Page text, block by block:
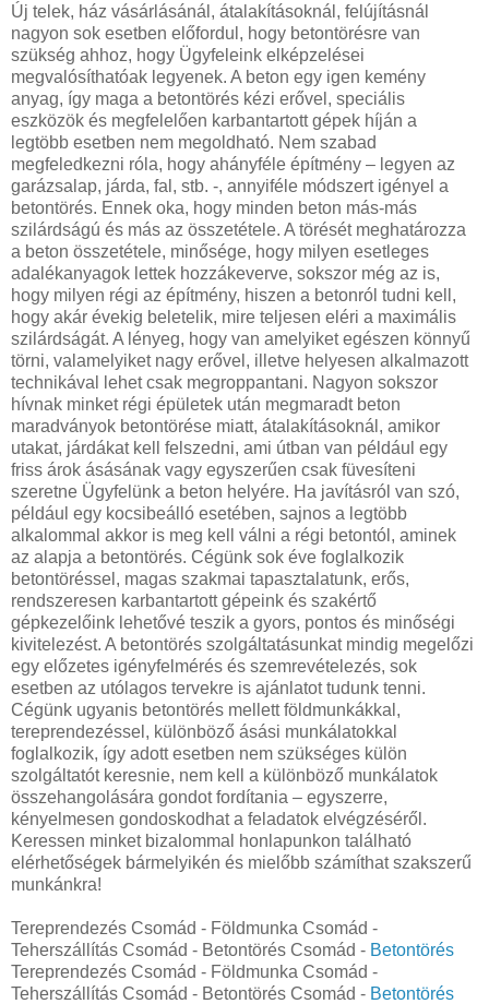
Új telek, ház vásárlásánál, átalakításoknál, felújításnál
nagyon sok esetben előfordul, hogy betontörésre van
szükség ahhoz, hogy Ügyfeleink elképzelései
megvalósíthatóak legyenek. A beton egy igen kemény
anyag, így maga a betontörés kézi erővel, speciális
eszközök és megfelelően karbantartott gépek híján a
legtöbb esetben nem megoldható. Nem szabad
megfeledkezni róla, hogy ahányféle építmény – legyen az
garázsalap, járda, fal, stb. -, annyiféle módszert igényel a
betontörés. Ennek oka, hogy minden beton más-más
szilárdságú és más az összetétele. A törését meghatározza
a beton összetétele, minősége, hogy milyen esetleges
adalékanyagok lettek hozzákeverve, sokszor még az is,
hogy milyen régi az építmény, hiszen a betonról tudni kell,
hogy akár évekig beletelik, mire teljesen eléri a maximális
szilárdságát. A lényeg, hogy van amelyiket egészen könnyű
törni, valamelyiket nagy erővel, illetve helyesen alkalmazott
technikával lehet csak megroppantani. Nagyon sokszor
hívnak minket régi épületek után megmaradt beton
maradványok betontörése miatt, átalakításoknál, amikor
utakat, járdákat kell felszedni, ami útban van például egy
friss árok ásásának vagy egyszerűen csak füvesíteni
szeretne Ügyfelünk a beton helyére. Ha javításról van szó,
például egy kocsibeálló esetében, sajnos a legtöbb
alkalommal akkor is meg kell válni a régi betontól, aminek
az alapja a betontörés. Cégünk sok éve foglalkozik
betontöréssel, magas szakmai tapasztalatunk, erős,
rendszeresen karbantartott gépeink és szakértő
gépkezelőink lehetővé teszik a gyors, pontos és minőségi
kivitelezést. A betontörés szolgáltatásunkat mindig megelőzi
egy előzetes igényfelmérés és szemrevételezés, sok
esetben az utólagos tervekre is ajánlatot tudunk tenni.
Cégünk ugyanis betontörés mellett földmunkákkal,
tereprendezéssel, különböző ásási munkálatokkal
foglalkozik, így adott esetben nem szükséges külön
szolgáltatót keresnie, nem kell a különböző munkálatok
összehangolására gondot fordítania – egyszerre,
kényelmesen gondoskodhat a feladatok elvégzéséről.
Keressen minket bizalommal honlapunkon található
elérhetőségek bármelyikén és mielőbb számíthat szakszerű
munkánkra!
Tereprendezés Csomád - Földmunka Csomád -
Teherszállítás Csomád - Betontörés Csomád - Betontörés
Tereprendezés Csomád - Földmunka Csomád -
Teherszállítás Csomád - Betontörés Csomád - Betontörés